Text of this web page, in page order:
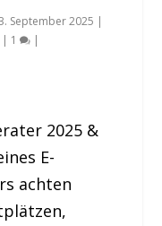
September 2025 |
| 1 |
2025 &
E-
achten